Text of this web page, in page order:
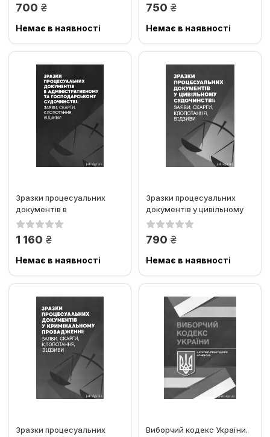
700 грн.
Немає в наявності
750 грн.
Немає в наявності
Зразки процесуальних
документів в
адміністративному та
1 160 грн.
Немає в наявності
Зразки процесуальних
документів у цивільному
судочинстві: заяви,
790 грн.
Немає в наявності
Зразки процесуальних
Виборчий кодекс України.